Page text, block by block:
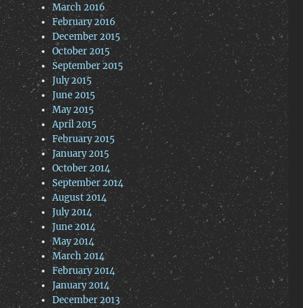
March 2016
February 2016
December 2015
October 2015
September 2015
July 2015
June 2015
May 2015
April 2015
February 2015
January 2015
October 2014
September 2014
August 2014
July 2014
June 2014
May 2014
March 2014
February 2014
January 2014
December 2013